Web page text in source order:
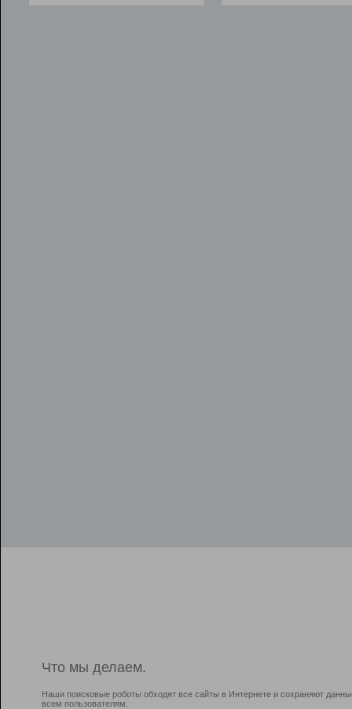
Что мы делаем.
Наши поисковые роботы обходят все сайты в Интернете и сохраняют
всем пользователям.